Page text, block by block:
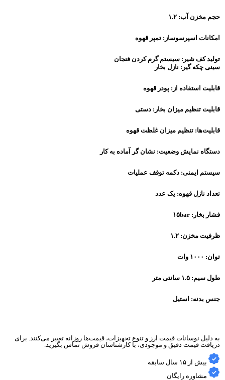
حجم مخزن آب: ۱.۲
امکانات اسپرسوساز: تمپر قهوه
تولید کف شیر: سیستم گرم کردن فنجان
سینی چکه گیر: نازل بخار
قابلیت استفاده از: پودر قهوه
قابلیت تنظیم میزان بخار: دستی
قابلیت‌ها: تنظیم میزان غلظت قهوه
دستگاه نمایش وضعیت: نشان گر آماده به کار
سیستم ایمنی: دکمه توقف عملیات
تعداد نازل قهوه: یک عدد
فشار بخار: ۱۵bar
ظرفیت مخزن: ۱.۲
توان: ۱۰۰۰ وات
طول سیم: ۱.۵ سانتی متر
جنس بدنه: استیل
به دلیل نوسانات قیمت ارز و تنوع تجهیزات، قیمت‌ها روزانه تغییر می‌کنند. برای
دریافت قیمت دقیق و موجودی، با کارشناسان فروش تماس بگیرید.
بیش از ۱۵ سال سابقه
مشاوره رایگان